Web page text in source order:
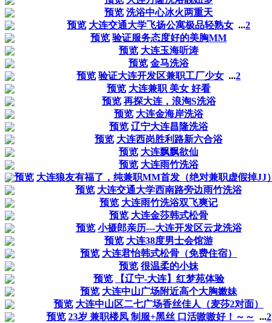
预览 洗浴中心冰火两重天
预览 大连交通大学飞扬公寓极品轻熟女 ...2
预览 验证服务态度好的美胸MM
预览 大连玉海听涛
预览 金马洗浴
预览 验证大连开发区兼职工厂少女 ...2
预览 大连兼职 美女 好看
预览 再探大连，浪淘S洗浴
预览 大连金海岸洗浴
预览 辽宁大连昌隆洗浴
预览 大连西岗胜利路新六合浴
预览 大连飘飘欲仙
预览 大连雨竹洗浴
预览 大连狼友有福了，纯兼职MM首发（绝对兼职虚假掉JJ）
预览 大连交通大学西南路旁边雨竹洗浴
预览 大连雨竹洗浴双飞爽记
预览 大连金莎韩式松骨
预览 小摄郎亲历---大连开发区云龙洗浴
预览 大连38度男士会馆游
预览 大连君怡韩式松骨（免费住宿）
预览 很温柔的小妹
预览
【辽宁-大连】红梦苑体验
预览 大连中山广场附近高个大胸嫩妹
预览 大连中山区二七广场香丝佳人（麦莎2对面）
预览 23岁 兼职楼凤 制服+黑丝 口活嗷嗷好！～～ ...2